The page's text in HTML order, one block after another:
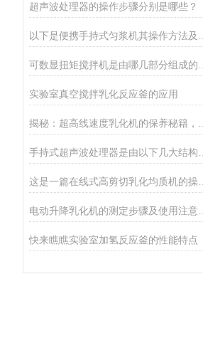
超声波处理器的操作步骤分别是哪些？
实验室真空搅拌乳化反应釜的应用
快来瞧瞧实验室加氢反应釜的性能特点